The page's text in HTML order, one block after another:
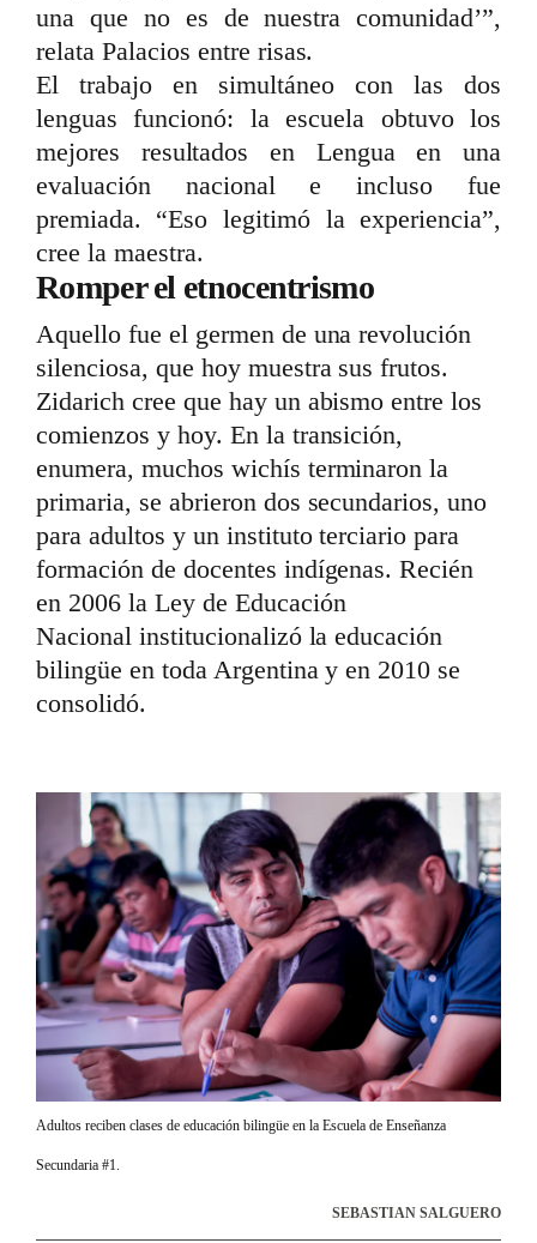
una que no es de nuestra comunidad’”,
relata Palacios entre risas.
El trabajo en simultáneo con las dos
lenguas funcionó: la escuela obtuvo los
mejores resultados en Lengua en una
evaluación nacional e incluso fue
premiada. “Eso legitimó la experiencia”,
cree la maestra.
Romper el etnocentrismo
Aquello fue el germen de una revolución
silenciosa, que hoy muestra sus frutos.
Zidarich cree que hay un abismo entre los
comienzos y hoy. En la transición,
enumera, muchos wichís terminaron la
primaria, se abrieron dos secundarios, uno
para adultos y un instituto terciario para
formación de docentes indígenas. Recién
en 2006 la Ley de Educación
Nacional institucionalizó la educación
bilingüe en toda Argentina y en 2010 se
consolidó.
Adultos reciben clases de educación bilingüe en la Escuela de Enseñanza
Secundaria #1.
SEBASTIAN SALGUERO